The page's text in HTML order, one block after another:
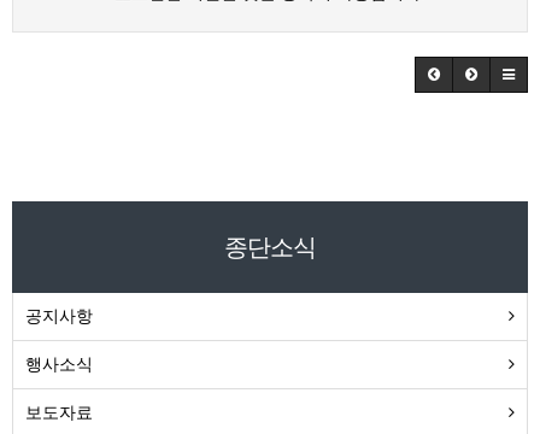
종단소식
공지사항
행사소식
보도자료